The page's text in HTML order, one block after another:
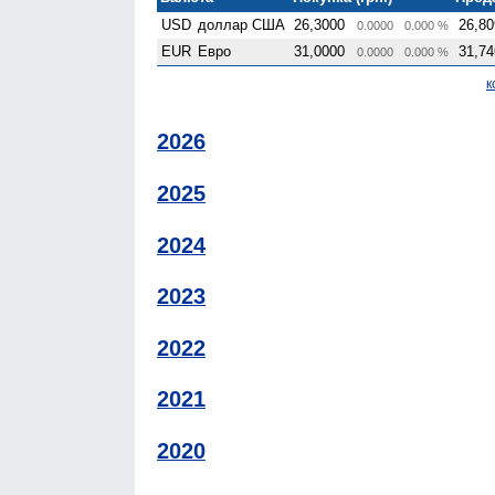
USD доллар США 26,3000 0.0000 0.000 %
EUR Евро 31,0000 0.0000 0.000 %
2026
2025
2024
2023
2022
2021
2020